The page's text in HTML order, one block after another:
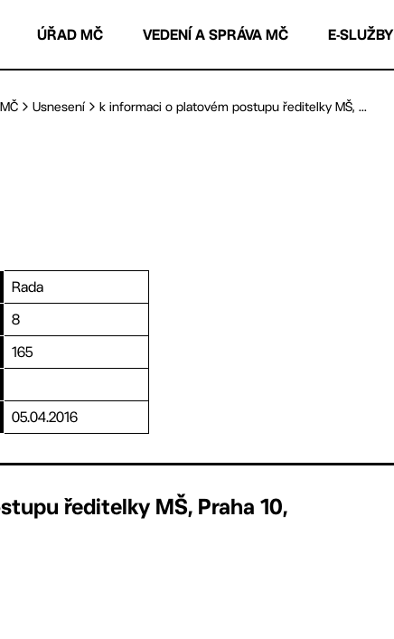
ÚŘAD MČ VEDENÍ A SPRÁVA MČ E-SLUŽBY
Usnesení k informaci o platovém postupu ředitelky MŠ, ...
Rada
8
165
05.04.2016
ředitelky MŠ, Praha 10,